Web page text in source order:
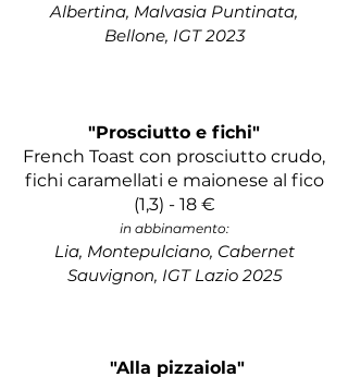
Albertina, Malvasia Puntinata,
Bellone, IGT 2023
"Prosciutto e fichi"
French Toast con prosciutto crudo,
fichi caramellati e maionese al fico
(1,3) - 18 €
in abbinamento:
Lia, Montepulciano, Cabernet
Sauvignon, IGT Lazio 2025
"Alla pizzaiola"